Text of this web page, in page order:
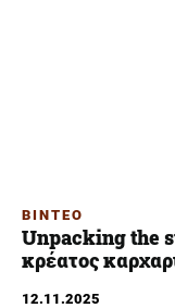
ΒΙΝΤΕΟ
Unpacking the
κρέατος
12.11.2025